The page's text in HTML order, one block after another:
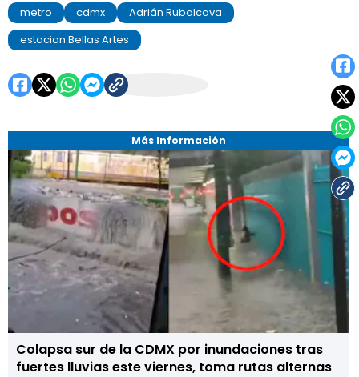
Más Información
Colapsa sur de la CDMX por inundaciones tras
fuertes lluvias este viernes, toma rutas alternas
metro cdmx
Adrián Rubalcava
estacion Bellas Artes